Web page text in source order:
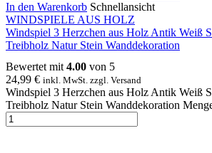
In den Warenkorb Schnellansicht
WINDSPIELE AUS HOLZ
Windspiel 3 Herzchen aus Holz Antik Weiß
Treibholz Natur Stein Wanddekoration
Bewertet mit 4.00 von 5
24,99 € inkl. MwSt. zzgl. Versand
Windspiel 3 Herzchen aus Holz Antik Weiß
Treibholz Natur Stein Wanddekoration